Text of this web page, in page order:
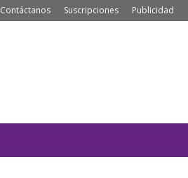
Contáctanos Suscripciones Publicidad